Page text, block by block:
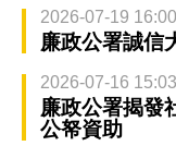
2026-07-19 16:00
廉政公署誠信
2026-07-16 15:03
廉政公署揭發
公帑資助